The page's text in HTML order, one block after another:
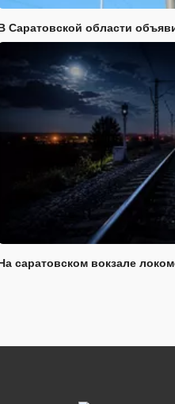
Саратовской области
саратовском вокзале